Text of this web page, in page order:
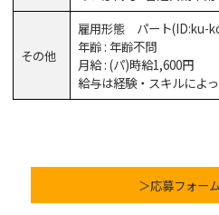
その他
雇用形態 パート(ID:ku-
年齢 : 年齢不問
月給 : (パ)時給1,600円
給与は経験・スキルによ
＞応募フォー